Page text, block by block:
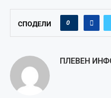
СПОДЕЛИ 0
ПЛЕВЕН